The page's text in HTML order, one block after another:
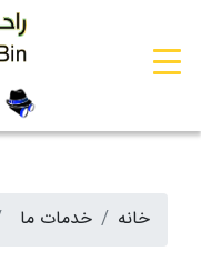
خانه خدمات ما